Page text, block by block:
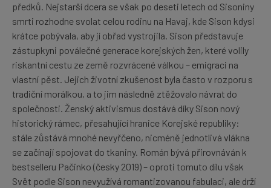
předků. Nejstarší dcera se však po deseti letech od Sisoniny
smrti rozhodne svolat celou rodinu na Havaj, kde Sison kdysi
krátce pobývala, aby jí obřad vystrojila. Sison představuje
zástupkyni poválečné generace korejských žen, které volily
riskantní cestu ze země rozvrácené válkou – emigraci na
vlastní pěst. Jejich životní zkušenost byla často v rozporu s
tradiční morálkou, a to jim následně ztěžovalo návrat do
společnosti. Ženský aktivismus dostává díky Sison nový
historický rámec, přesahující hranice Korejské republiky:
stále zůstává mnohé nevyřčeno, nicméně jednotlivá vlákna
se začínají spojovat do tkaniny. Román bývá přirovnáván k
bestselleru Pačinko (česky 2019) – oproti tomuto dílu však
Svět podle Sison nevyužívá romantizovanou fabulaci, ale drží